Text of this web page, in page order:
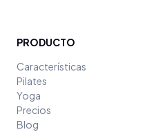
PRODUCTO
Características
Pilates
Yoga
Precios
Blog